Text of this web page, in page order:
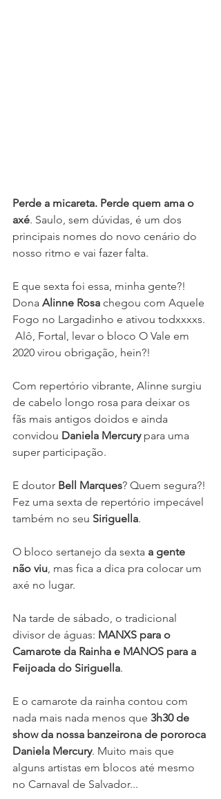
Perde a micareta. Perde quem ama o
axé. Saulo, sem dúvidas, é um dos
principais nomes do novo cenário do
nosso ritmo e vai fazer falta.
E que sexta foi essa, minha gente?!
Dona Alinne Rosa chegou com Aquele
Fogo no Largadinho e ativou todxxxxs.
Alô, Fortal, levar o bloco O Vale em
2020 virou obrigação, hein?!
Com repertório vibrante, Alinne surgiu
de cabelo longo rosa para deixar os
fãs mais antigos doidos e ainda
convidou Daniela Mercury para uma
super participação.
E doutor Bell Marques? Quem segura?!
Fez uma sexta de repertório impecável
também no seu Siriguella.
O bloco sertanejo da sexta a gente
não viu, mas fica a dica pra colocar um
axé no lugar.
Na tarde de sábado, o tradicional
divisor de águas: MANXS para o
Camarote da Rainha e MANOS para a
Feijoada do Siriguella.
E o camarote da rainha contou com
nada mais nada menos que 3h30 de
show da nossa banzeirona de pororoca
Daniela Mercury. Muito mais que
alguns artistas em blocos até mesmo
no Carnaval de Salvador...